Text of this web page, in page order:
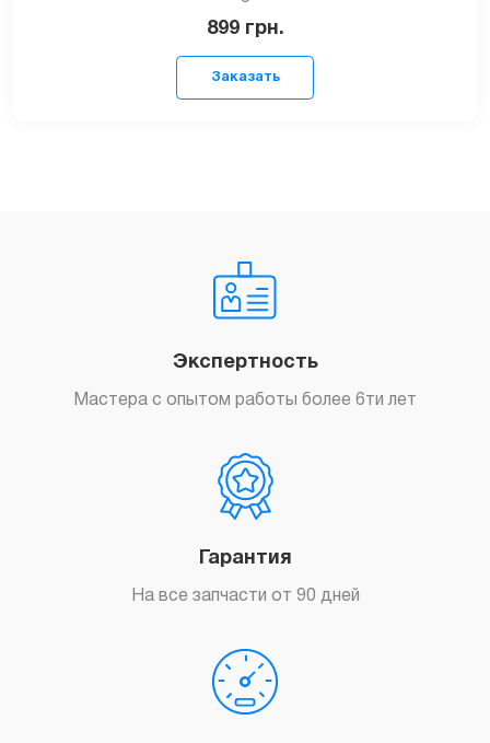
899 грн.
Экспертность
Мастера с опытом работы более 6ти лет
Гарантия
На все запчасти от 90 дней